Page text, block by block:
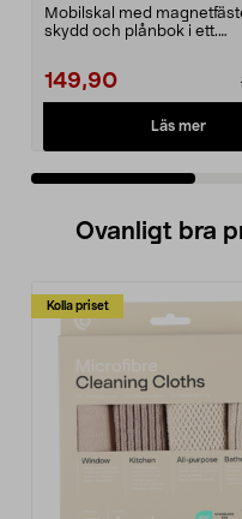
Mobilskal med
skydd och plånbok i ett.
149,90
Läs mer
Ovanligt bra
Kolla priset